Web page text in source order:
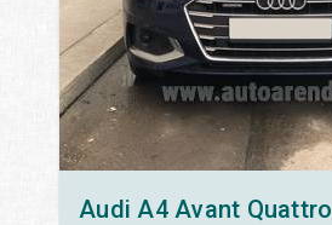
Audi A4 Avant Quattro